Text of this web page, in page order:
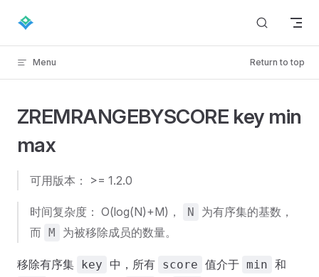
Skip to content
Menu Return to top
ZREMRANGEBYSCORE key min
max
可用版本： >= 1.2.0
时间复杂度： O(log(N)+M)， N
为有序集的基数，
而 M 为被移除成员的数量。
移除有序集 key 中，所有 score 值介于 min 和